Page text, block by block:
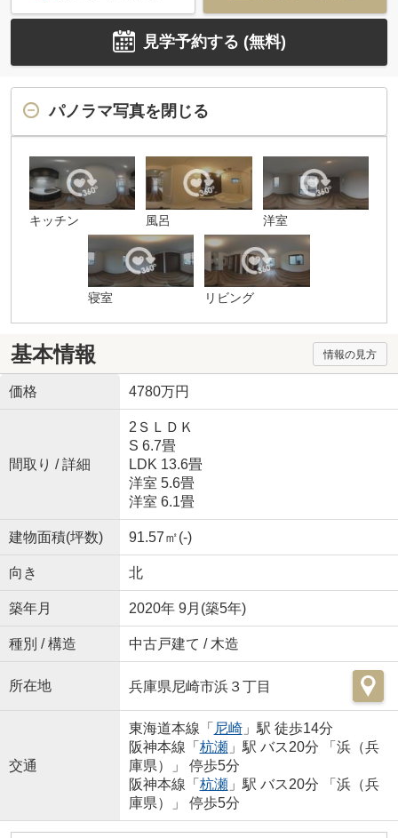
見学予約する (無料)
パノラマ写真を閉じる
キッチン 風呂 洋室
寝室 リビング
基本情報 情報の見方
価格 4780万円
間取り / 詳細
2ＳＬＤＫ
S 6.7畳
LDK 13.6畳
洋室 5.6畳
洋室 6.1畳
建物面積(坪数) 91.57㎡(-)
向き 北
築年月 2020年 9月(築5年)
種別 / 構造 中古戸建て / 木造
所在地 兵庫県尼崎市浜３丁目
交通
東海道本線「 尼崎」駅 徒歩14分
阪神本線「 杭瀬」駅 バス20分 「浜（兵
庫県）」 停歩5分
阪神本線「 杭瀬」駅 バス20分 「浜（兵
庫県）」 停歩5分